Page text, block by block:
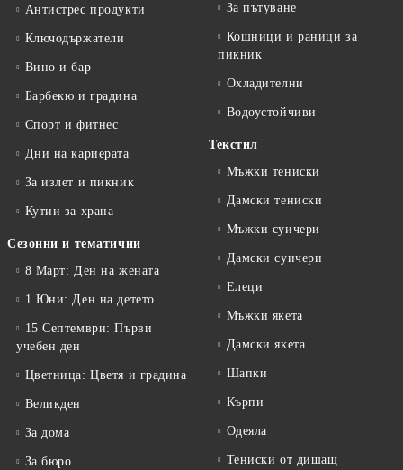
Антистрес продукти
Ключодържатели
Вино и бар
Барбекю и градина
Спорт и фитнес
Дни на кариерата
За излет и пикник
Кутии за храна
Сезонни и тематични
8 Март: Ден на жената
1 Юни: Ден на детето
15 Септември: Първи
учебен ден
Цветница: Цветя и градина
Великден
За дома
За бюро
За пътуване
Кошници и раници за
пикник
Охладителни
Водоустойчиви
Текстил
Мъжки тениски
Дамски тениски
Мъжки суичери
Дамски суичери
Елеци
Мъжки якета
Дамски якета
Шапки
Кърпи
Одеяла
Тениски от дишащ